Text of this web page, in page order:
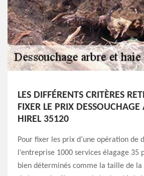
LES DIFFÉRENTS CRITÈRES
FIXER LE PRIX
HIREL 35120
Pour fixer les prix d’une opération de
l’entreprise 1000 services élagage 35
bien déterminés comme la taille de la